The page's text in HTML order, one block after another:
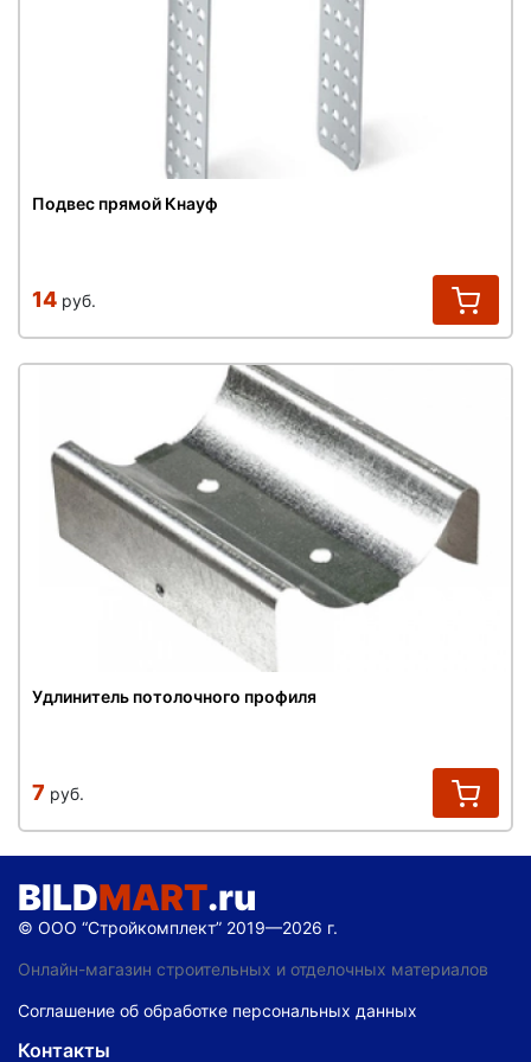
Подвес прямой Кнауф
14 руб.
Удлинитель потолочного профиля
7 руб.
BILDMART.ru
© ООО “Стройкомплект” 2019—2026 г.
Онлайн-магазин строительных и отделочных материалов
Соглашение об обработке персональных данных
Контакты